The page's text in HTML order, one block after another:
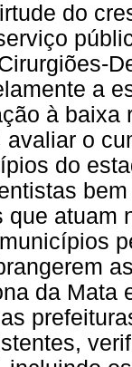
do
a
à baixa
o
do
que atuam
da Mata